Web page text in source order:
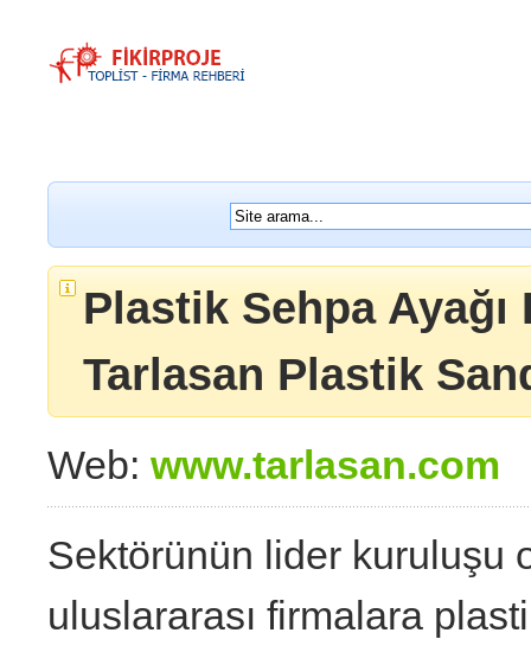
Plastik Sehpa
Tarlasan Plastik
Web: www.tarlasan.com
Sektörünün lider kuruluşu
uluslararası firmalara